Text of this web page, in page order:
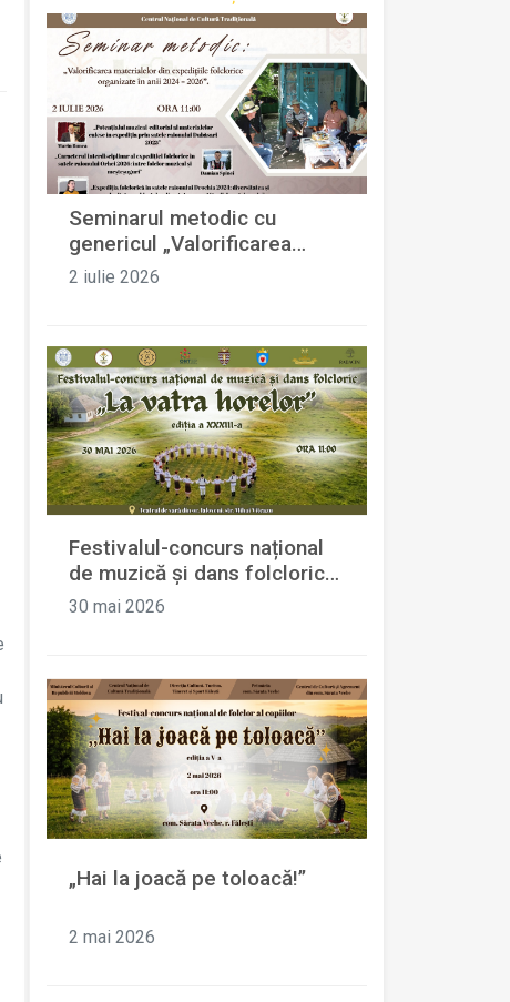
Seminarul metodic cu
genericul „Valorificarea
materialelor din expedițiile
2 iulie 2026
Festivalul-concurs național
de muzică și dans folcloric
„La vatra horelor”, ajuns la
30 mai 2026
„Hai la joacă pe toloacă!”
2 mai 2026